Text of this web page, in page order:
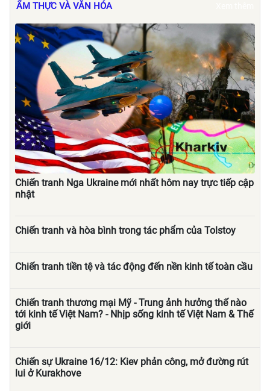
ẨM THỰC VÀ VĂN HÓA
Chiến tranh Nga Ukraine mới nhất hôm nay trực tiếp cập
nhật
Chiến tranh và hòa bình trong tác phẩm của Tolstoy
Chiến tranh tiền tệ và tác động đến nền kinh tế toàn cầu
Chiến tranh thương mại Mỹ - Trung ảnh hưởng thế nào
tới kinh tế Việt Nam? - Nhịp sống kinh tế Việt Nam & Thế
giới
Chiến sự Ukraine 16/12: Kiev phản công, mở đường rút
lui ở Kurakhove